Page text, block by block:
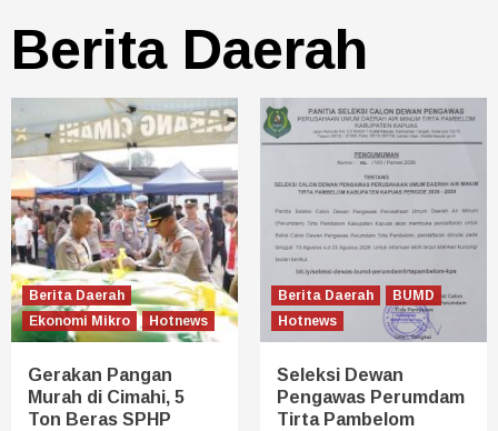
Berita Daerah
Berita Daerah
Ekonomi Mikro
Hotnews
Gerakan Pangan
Murah di Cimahi, 5
Ton Beras SPHP
Berita Daerah
BUMD
Hotnews
Seleksi Dewan
Pengawas Perumdam
Tirta Pambelom